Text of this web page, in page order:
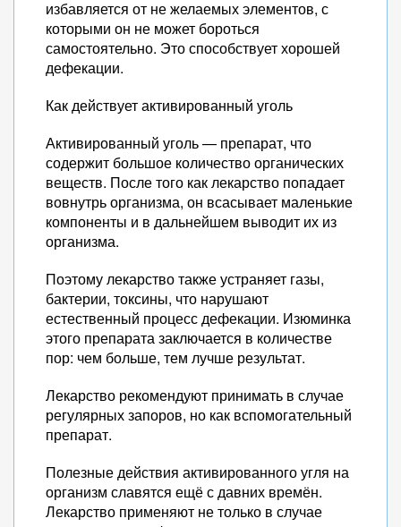
избавляется от не желаемых элементов, с
которыми он не может бороться
самостоятельно. Это способствует хорошей
дефекации.
Как действует активированный уголь
Активированный уголь — препарат, что
содержит большое количество органических
веществ. После того как лекарство попадает
вовнутрь организма, он всасывает маленькие
компоненты и в дальнейшем выводит их из
организма.
Поэтому лекарство также устраняет газы,
бактерии, токсины, что нарушают
естественный процесс дефекации. Изюминка
этого препарата заключается в количестве
пор: чем больше, тем лучше результат.
Лекарство рекомендуют принимать в случае
регулярных запоров, но как вспомогательный
препарат.
Полезные действия активированного угля на
организм славятся ещё с давних времён.
Лекарство применяют не только в случае